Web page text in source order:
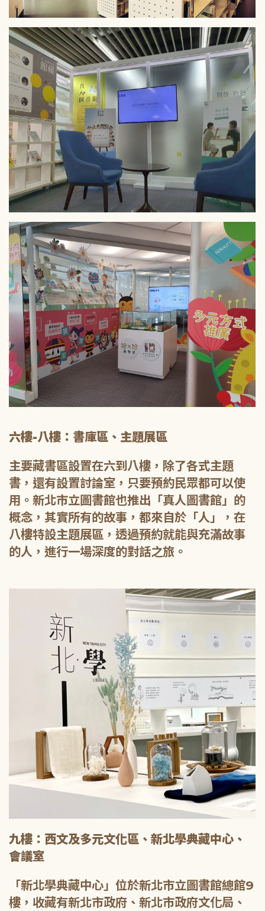
六樓-八樓：書庫區、主題展區
主要藏書區設置在六到八樓，除了各式主題
書，還有設置討論室，只要預約民眾都可以使
用。新北市立圖書館也推出「真人圖書館」的
概念，其實所有的故事，都來自於「人」，在
八樓特設主題展區，透過預約就能與充滿故事
的人，進行一場深度的對話之旅。
九樓：西文及多元文化區、新北學典藏中心、
會議室
「新北學典藏中心」位於新北市立圖書館總館9
樓，收藏有新北市政府、新北市政府文化局、